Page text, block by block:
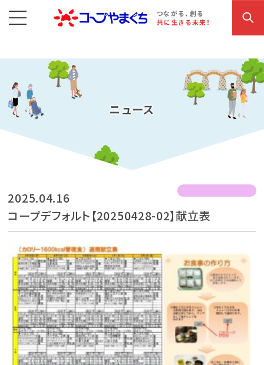
つながる、創る
共に生きる未来！
コープやまぐち お買い物・サービス こだわり商品 参加・イベント情報
ニュース
2025.04.16
コープデフォルト【20250428-02】献立表